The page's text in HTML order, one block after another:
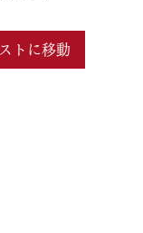
トに移動